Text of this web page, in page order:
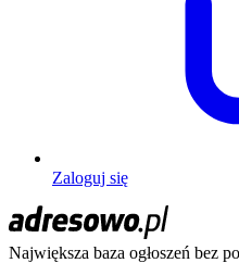
Zaloguj się
Największa baza ogłoszeń bez